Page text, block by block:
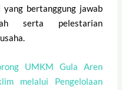
bertanggung jawab
serta pelestarian
UMKM Gula Aren
melalui Pengelolaan